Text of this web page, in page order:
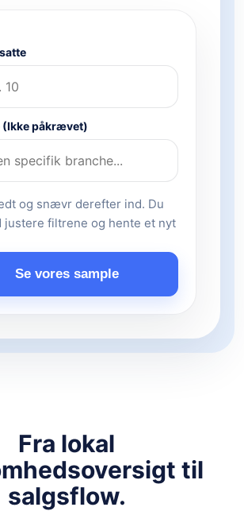
(Ikke påkrævet)
og snævr derefter ind. Du
justere filtrene og hente et nyt
Se vores sample
Fra lokal
til
salgsflow.